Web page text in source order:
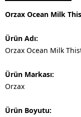
Orzax Ocean Milk
Ürün Adı:
Orzax Ocean Milk
Ürün Markası:
Orzax
Ürün Boyutu: